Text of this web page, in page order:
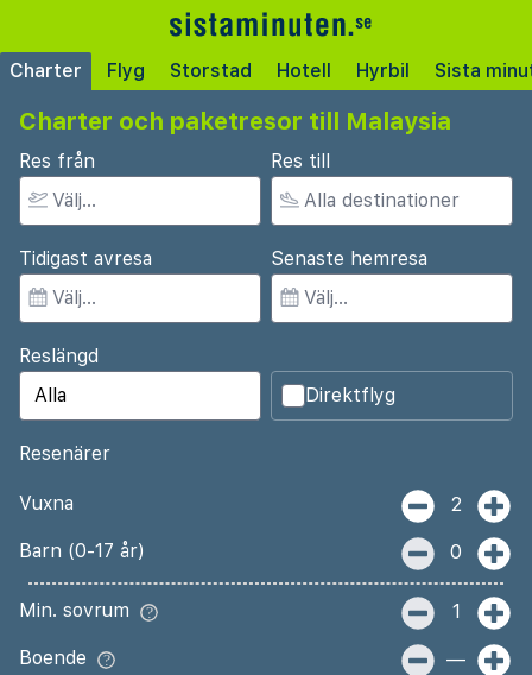
Charter Flyg Storstad Hotell Hyrbil Sista
Charter och paketresor till Malaysia
Res från Res till
Tidigast avresa Senaste hemresa
Reslängd
Direktflyg
Resenärer
Vuxna 2
Barn (0-17 år) 0
Min. sovrum 1
Boende —